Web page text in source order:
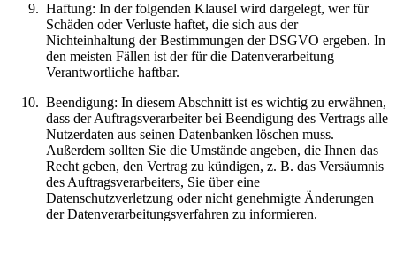
Haftung: In der folgenden Klausel wird dargelegt, wer für
Schäden oder Verluste haftet, die sich aus der
Nichteinhaltung der Bestimmungen der DSGVO ergeben. In
den meisten Fällen ist der für die Datenverarbeitung
Verantwortliche haftbar.
Beendigung: In diesem Abschnitt ist es wichtig zu erwähnen,
dass der Auftragsverarbeiter bei Beendigung des Vertrags alle
Nutzerdaten aus seinen Datenbanken löschen muss.
Außerdem sollten Sie die Umstände angeben, die Ihnen das
Recht geben, den Vertrag zu kündigen, z. B. das Versäumnis
des Auftragsverarbeiters, Sie über eine
Datenschutzverletzung oder nicht genehmigte Änderungen
der Datenverarbeitungsverfahren zu informieren.